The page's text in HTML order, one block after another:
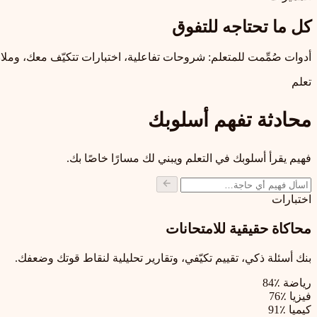
كل ما تحتاجه للتفوق
أدوات صُمِّمت للمتعلم: شروحات تفاعلية، اختبارات تتكيّف معك،
تعلم
محادثة تفهم أسلوبك
فهيم يقرأ أسلوبك في التعلم ويبني لك مسارًا خاصًا بك.
اختبارات
محاكاة حقيقية للامتحانات
بنك أسئلة ذكي، تقييم تكيّفي، وتقارير تحليلية لنقاط قوتك وضعفك.
رياضة ٪84
فيزيا ٪76
كيميا ٪91